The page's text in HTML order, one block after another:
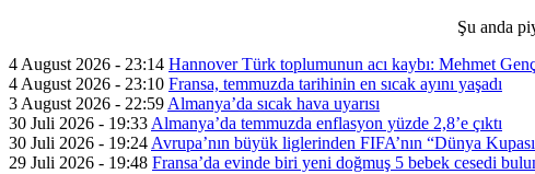
Şu anda
4 August 2026 - 23:14 Hannover Türk toplumunun acı kaybı: Mehmet
4 August 2026 - 23:10 Fransa, temmuzda tarihinin en sıcak ayını yaşadı
3 August 2026 - 22:59 Almanya’da sıcak hava uyarısı
30 Juli 2026 - 19:33 Almanya’da temmuzda enflasyon yüzde 2,8’e çıktı
30 Juli 2026 - 19:24 Avrupa’nın büyük liglerinden FIFA’nın “Dünya
29 Juli 2026 - 19:48 Fransa’da evinde biri yeni doğmuş 5 bebek cesedi